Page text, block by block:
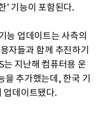
' 기능이 포함된다.
능 업데이트는 사측의
자들과 함께 추진하기
지난해 컴퓨터용 운
을 추가했는데, 한국 기
업데이트됐다.